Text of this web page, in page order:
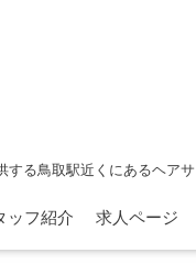
る鳥取駅近くにあるヘア
ッフ紹介 求人ページ